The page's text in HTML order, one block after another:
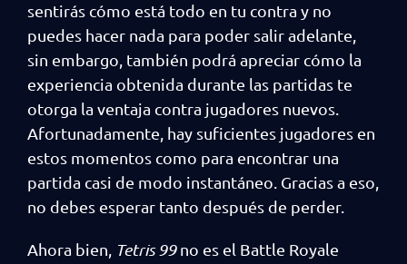
sentirás cómo está todo en tu contra y no
puedes hacer nada para poder salir adelante,
sin embargo, también podrá apreciar cómo la
experiencia obtenida durante las partidas te
otorga la ventaja contra jugadores nuevos.
Afortunadamente, hay suficientes jugadores en
estos momentos como para encontrar una
partida casi de modo instantáneo. Gracias a eso,
no debes esperar tanto después de perder.
Ahora bien, Tetris 99no es el Battle Royale